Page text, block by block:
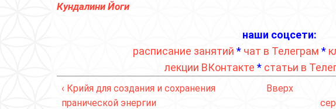
Кундалини Йоги
наши соцсети:
расписание занятий * чат в Телеграм *
лекции ВКонтакте * статьи в
‹ Крийя для создания и сохранения
пранической энергии
Вверх